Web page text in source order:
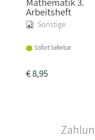
Arbeitsheft
Sonstige
Sofort lieferbar
€8,95